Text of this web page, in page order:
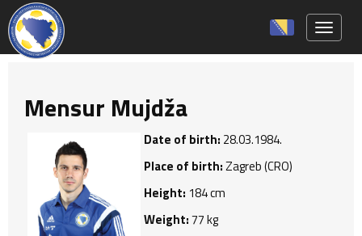
Mensur Mujdža
Date of birth: 28.03.1984.
Place of birth:Zagreb (CRO)
Height: 184 cm
Weight:77 kg